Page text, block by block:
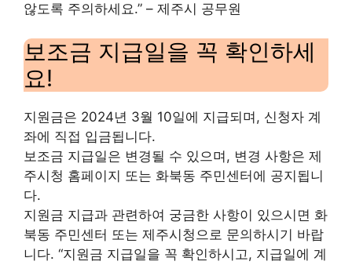
않도록 주의하세요.” – 제주시 공무원
보조금 지급일을 꼭 확인하세
요!
지원금은 2024년 3월 10일에 지급되며, 신청자 계
좌에 직접 입금됩니다.
보조금 지급일은 변경될 수 있으며, 변경 사항은 제
주시청 홈페이지 또는 화북동 주민센터에 공지됩니
다.
지원금 지급과 관련하여 궁금한 사항이 있으시면 화
북동 주민센터 또는 제주시청으로 문의하시기 바랍
니다. “지원금 지급일을 꼭 확인하시고, 지급일에 계